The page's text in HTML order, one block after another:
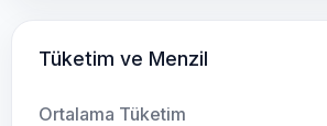
Tüketim ve Menzil
Ortalama Tüketim